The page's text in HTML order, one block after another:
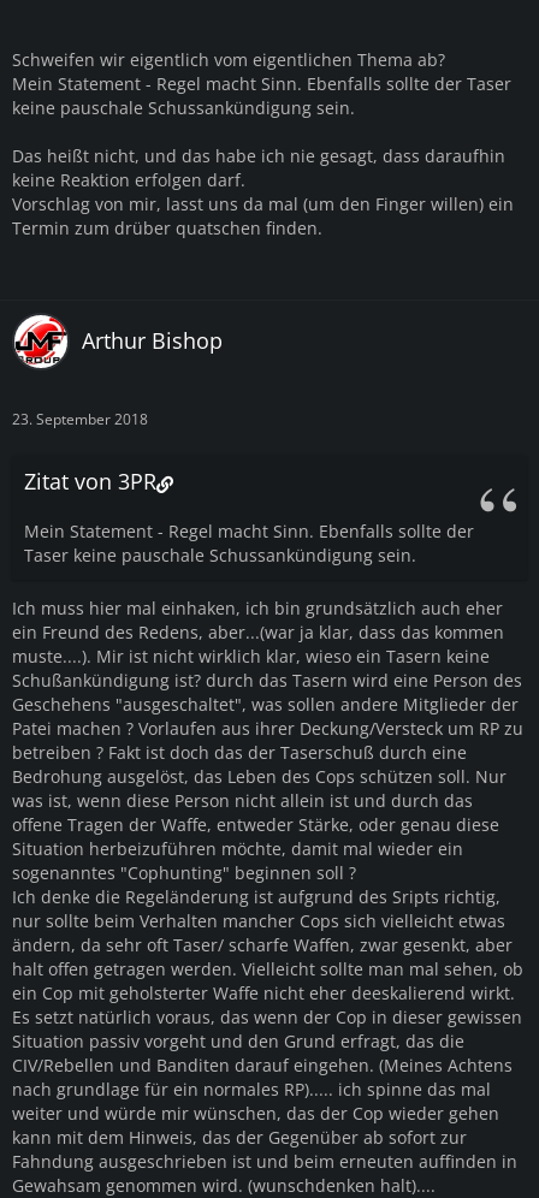
Schweifen wir eigentlich vom eigentlichen Thema ab?
Mein Statement - Regel macht Sinn. Ebenfalls sollte der Taser
keine pauschale Schussankündigung sein.
Das heißt nicht, und das habe ich nie gesagt, dass daraufhin
keine Reaktion erfolgen darf.
Vorschlag von mir, lasst uns da mal (um den Finger willen) ein
Termin zum drüber quatschen finden.
Arthur Bishop
23. September 2018
Zitat von 3PR
Mein Statement - Regel macht Sinn. Ebenfalls sollte der
Taser keine pauschale Schussankündigung sein.
Ich muss hier mal einhaken, ich bin grundsätzlich auch eher
ein Freund des Redens, aber...(war ja klar, dass das kommen
muste....). Mir ist nicht wirklich klar, wieso ein Tasern keine
Schußankündigung ist? durch das Tasern wird eine Person des
Geschehens "ausgeschaltet", was sollen andere Mitglieder der
Patei machen ? Vorlaufen aus ihrer Deckung/Versteck um RP zu
betreiben ? Fakt ist doch das der Taserschuß durch eine
Bedrohung ausgelöst, das Leben des Cops schützen soll. Nur
was ist, wenn diese Person nicht allein ist und durch das
offene Tragen der Waffe, entweder Stärke, oder genau diese
Situation herbeizuführen möchte, damit mal wieder ein
sogenanntes "Cophunting" beginnen soll ?
Ich denke die Regeländerung ist aufgrund des Sripts richtig,
nur sollte beim Verhalten mancher Cops sich vielleicht etwas
ändern, da sehr oft Taser/ scharfe Waffen, zwar gesenkt, aber
halt offen getragen werden. Vielleicht sollte man mal sehen, ob
ein Cop mit geholsterter Waffe nicht eher deeskalierend wirkt.
Es setzt natürlich voraus, das wenn der Cop in dieser gewissen
Situation passiv vorgeht und den Grund erfragt, das die
CIV/Rebellen und Banditen darauf eingehen. (Meines Achtens
nach grundlage für ein normales RP)..... ich spinne das mal
weiter und würde mir wünschen, das der Cop wieder gehen
kann mit dem Hinweis, das der Gegenüber ab sofort zur
Fahndung ausgeschrieben ist und beim erneuten auffinden in
Gewahsam genommen wird. (wunschdenken halt)....